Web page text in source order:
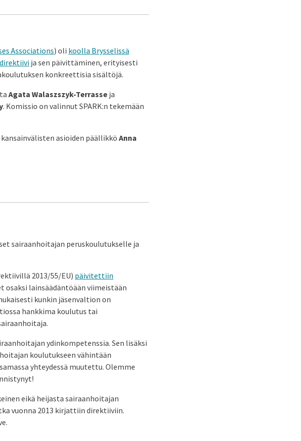
Associations) oli koolla Brysselissä
ja sen päivittäminen, erityisesti
konkreettisia sisältöjä.
Agata Walaszszyk-Terrasse ja
. Komissio on valinnut SPARK:n tekemään
kansainvälisten asioiden päällikkö Anna
sairaanhoitajan peruskoulutukselle ja
2013/55/EU) päivitettiin
lainsäädäntöään viimeistään
kunkin jäsenvaltion on
hankkima koulutus tai
ydinkompetenssia. Sen lisäksi
koulutukseen vähintään
yhteydessä muutettu. Olemme
eikä heijasta sairaanhoitajan
vuonna 2013 kirjattiin direktiiviin.